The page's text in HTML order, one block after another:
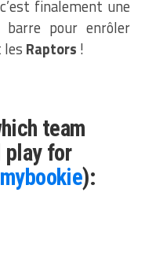
finalement une
pour enrôler
les Raptors !
team
play for
):